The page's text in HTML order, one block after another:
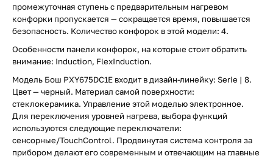
промежуточная ступень с предварительным нагревом
конфорки пропускается — сокращается время, повышается
безопасность. Количество конфорок в этой модели: 4.
Особенности панели конфорок, на которые стоит обратить
внимание: Induction, FlexInduction.
Модель Бош PXY675DC1E входит в дизайн-линейку: Serie | 8.
Цвет — черный. Материал самой поверхности:
стеклокерамика. Управление этой моделью электронное.
Для переключения уровней нагрева, выбора функций
используются следующие переключатели:
сенсорные/TouchControl. Продвинутая система контроля за
прибором делают его современным и отвечающим на главные